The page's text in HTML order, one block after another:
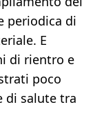
periodica di
E
di rientro e
poco
di salute tra